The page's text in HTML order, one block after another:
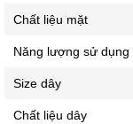
Chất liệu mặt
Năng lượng sử dụng
Size dây
Chất liệu dây